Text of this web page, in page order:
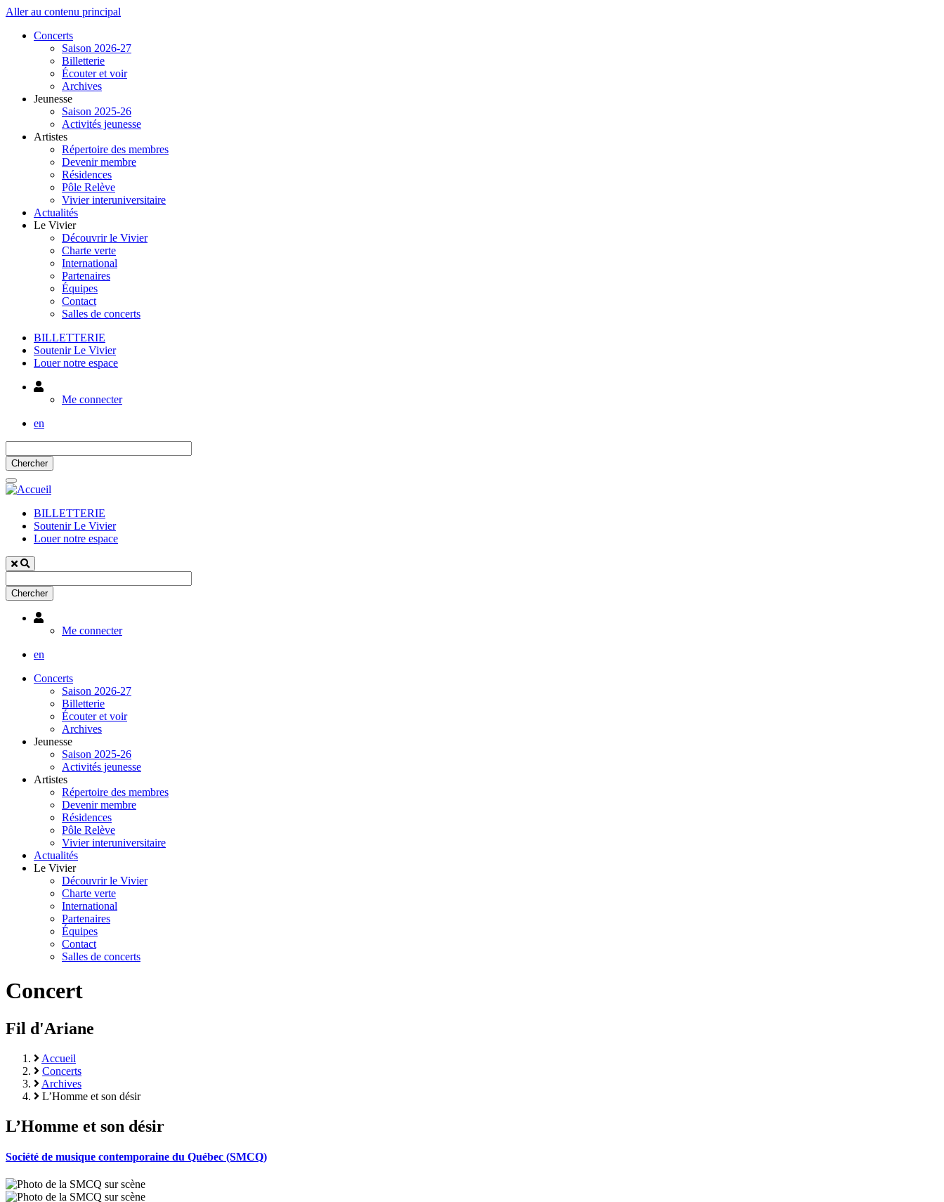
Aller au contenu principal
Concerts
Saison 2026-27
Billetterie
Écouter et voir
Archives
Jeunesse
Saison 2025-26
Activités jeunesse
Artistes
Répertoire des membres
Devenir membre
Résidences
Pôle Relève
Vivier interuniversitaire
Actualités
Le Vivier
Découvrir le Vivier
Charte verte
International
Partenaires
Équipes
Contact
Salles de concerts
BILLETTERIE
Soutenir Le Vivier
Louer notre espace
Utilisateur
Me connecter
en
BILLETTERIE
Soutenir Le Vivier
Louer notre espace
Utilisateur
Me connecter
en
Concerts
Saison 2026-27
Billetterie
Écouter et voir
Archives
Jeunesse
Saison 2025-26
Activités jeunesse
Artistes
Répertoire des membres
Devenir membre
Résidences
Pôle Relève
Vivier interuniversitaire
Actualités
Le Vivier
Découvrir le Vivier
Charte verte
International
Partenaires
Équipes
Contact
Salles de concerts
Concert
Fil d'Ariane
Accueil
Concerts
Archives
L’Homme et son désir
L’Homme et son désir
Société de musique contemporaine du Québec (SMCQ)